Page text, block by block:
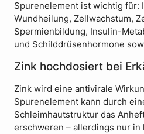
Spurenelement ist wichtig für:
Wundheilung, Zellwachstum,
Spermienbildung, Insulin-
und Schilddrüsenhormone
Zink hochdosiert bei
Zink wird eine antivirale
Spurenelement kann durch
Schleimhautstruktur das
erschweren – allerdings nur in